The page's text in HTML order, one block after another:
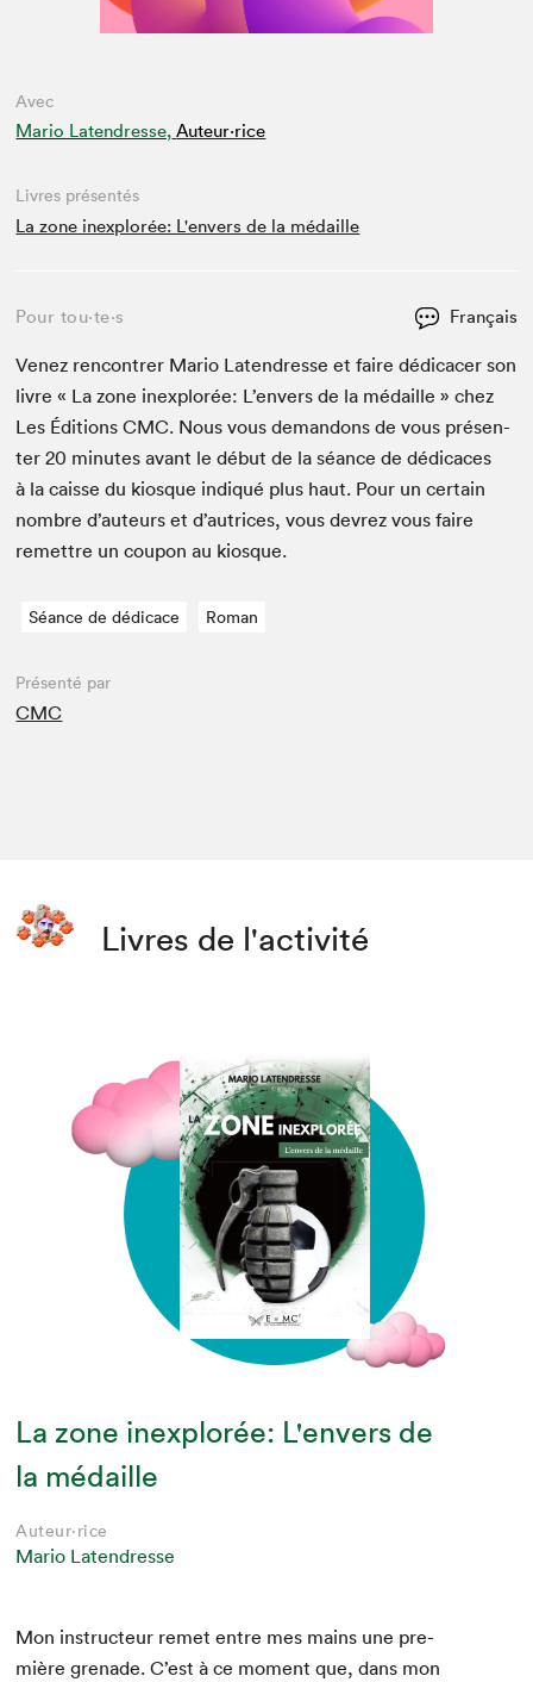
Avec
Mario Latendresse, Auteur·rice
Livres présentés
La zone inexplorée: L'envers de la médaille
Pour tou⋅te⋅s Français
Venez ren­con­tr­er Mario Laten­dresse et faire dédi­cac­er son
livre « La zone inex­plorée: L’en­vers de la médaille » chez
Les Édi­tionsCMC. Nous vous deman­dons de vous présen­
ter20 min­utes avant le début de la séance de dédi­caces
à la caisse du kiosque indiqué plus haut. Pour un cer­tain
nom­bre d’auteurs et d’autrices, vous devrez vous faire
remet­tre un coupon au kiosque.
Séance de dédicace Roman
Présenté par
CMC
Livres de l'activité
La zone inexplorée: L'envers de
la médaille
Auteur·rice
Mario Latendresse
Mon instruc­teur remet entre mes mains une pre­
mière grenade. C’est à ce moment que, dans mon